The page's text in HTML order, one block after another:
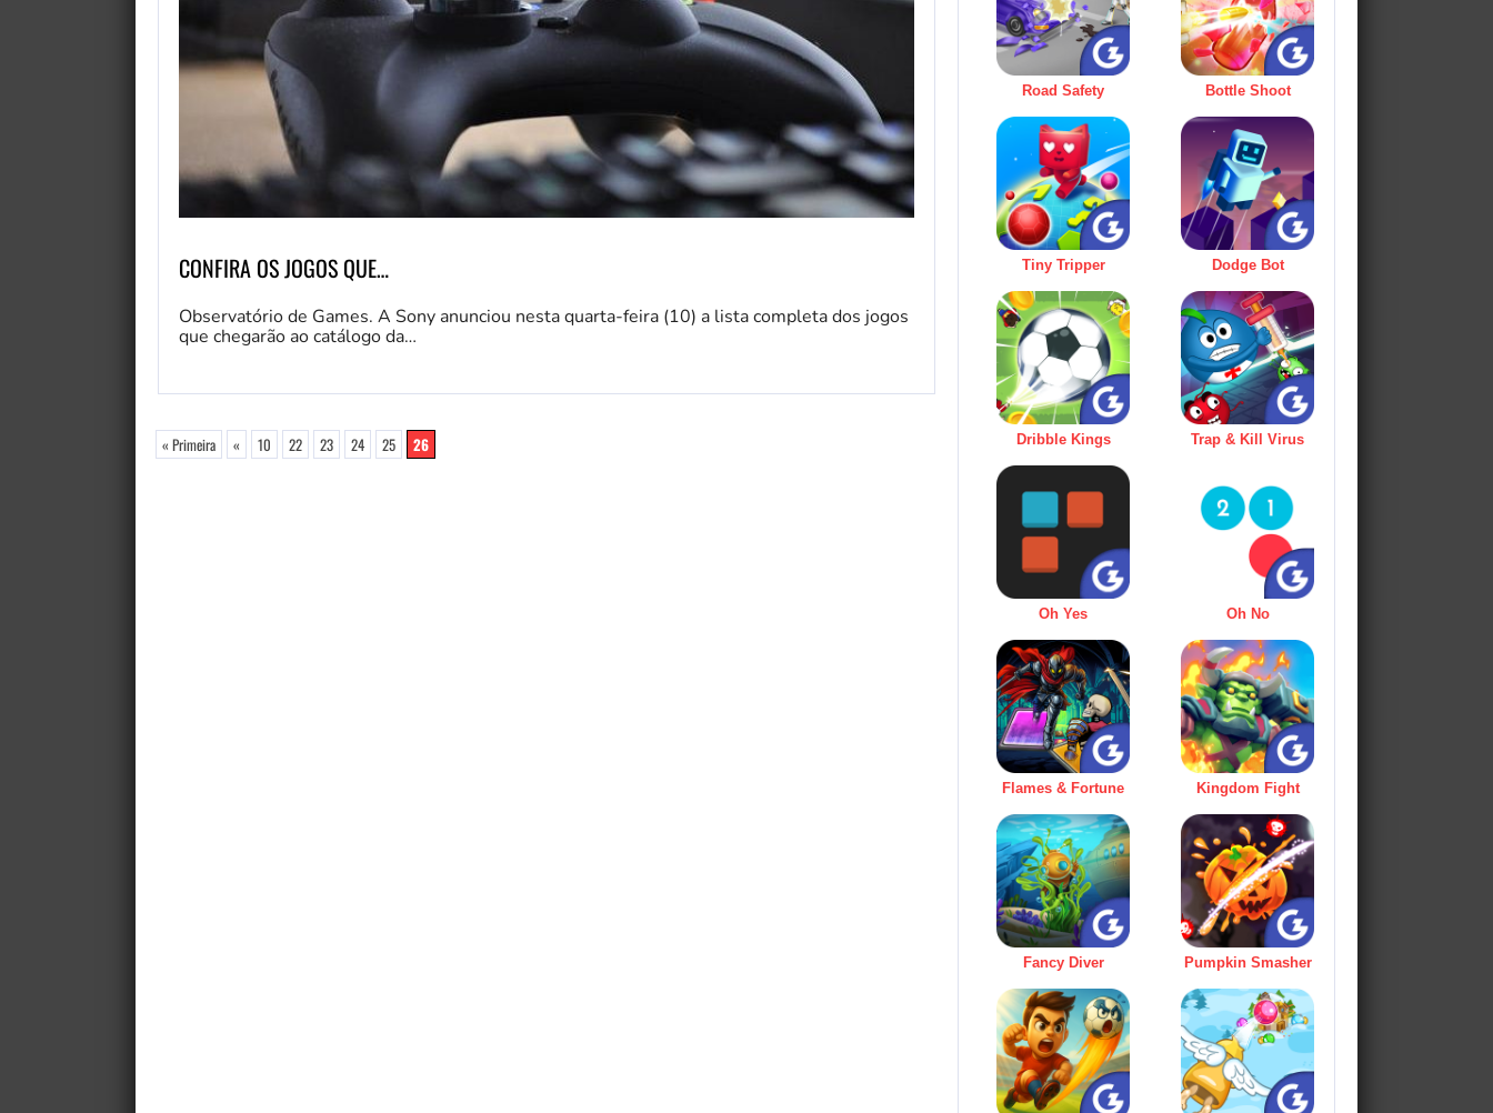
CONFIRA OS JOGOS QUE…
Observatório de Games. A Sony anunciou nesta quarta-feira (10) a lista completa dos jogos
que chegarão ao catálogo da…
« Primeira « 10 22 23 24 25 26
Road Safety Bottle Shoot
Tiny Tripper Dodge Bot
Dribble Kings Trap & Kill Virus
Oh Yes Oh No
Flames & Fortune Kingdom Fight
Fancy Diver Pumpkin Smasher